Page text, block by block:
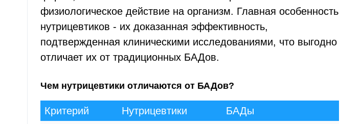
физиологическое действие на организм. Главная особенность
нутрицевтиков - их доказанная эффективность,
подтвержденная клиническими исследованиями, что выгодно
отличает их от традиционных БАДов.
Чем нутрицевтики отличаются от БАДов?
Критерий Нутрицевтики БАДы